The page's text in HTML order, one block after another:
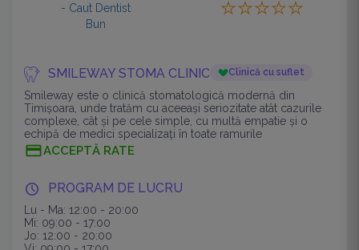
SMILEWAY STOMA CLINIC Clinică cu suflet
Smileway este o clinică stomatologică modernă din
Timișoara, unde tratăm cu aceeași seriozitate atât cazurile
complexe, cât și pe cele simple, cu multă empatie și o
echipă de medici specializați în toate ramurile
stomatologiei.
ACCEPTĂ RATE
PROGRAM DE LUCRU
Lu - Ma: 12:00 - 20:00
Mi: 09:00 - 17:00
Jo: 12:00 - 20:00